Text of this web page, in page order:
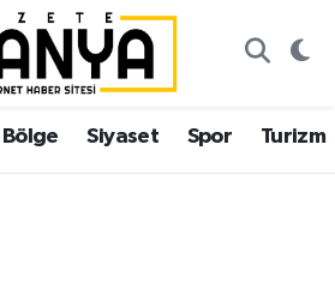
Bölge Siyaset Spor Turizm
Eczaneler
ve Fikstür